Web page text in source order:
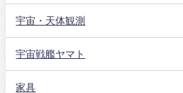
宇宙・天体観測
宇宙戦艦ヤマト
家具